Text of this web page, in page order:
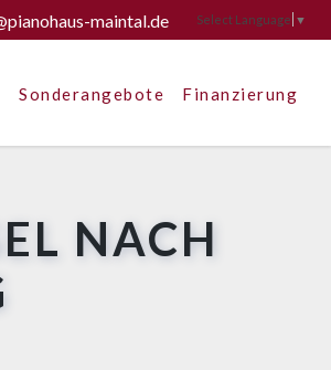
maintal.de Select Language ▼
Sonderangebote Finanzierung
NACH